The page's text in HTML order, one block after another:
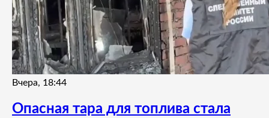
Вчера, 18:44
Опасная тара для топлива стала